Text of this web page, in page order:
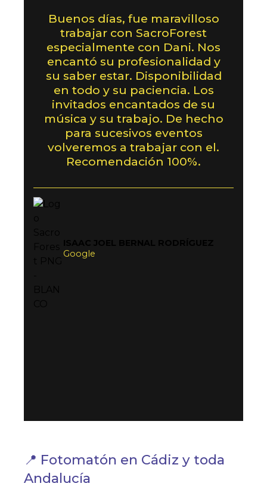
Buenos días, fue maravilloso
trabajar con SacroForest
especialmente con Dani. Nos
encantó su profesionalidad y
su saber estar. Disponibilidad
en todo y su paciencia. Los
invitados encantados de su
música y su trabajo. De hecho
para sucesivos eventos
volveremos a trabajar con el.
Recomendación 100%.
Google
📍 Fotomatón en Cádiz y toda
Andalucía